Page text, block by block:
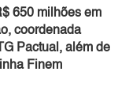
650 milhões em
coordenada
Pactual, além de
Finem